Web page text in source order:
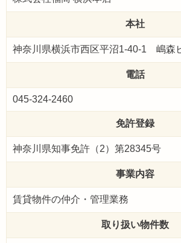
本社
神奈川県横浜市西区平沼1-40-1 嶋森
電話
045-324-2460
免許登録
神奈川県知事免許（2）第28345号
事業内容
賃貸物件の仲介・管理業務
取り扱い物件数